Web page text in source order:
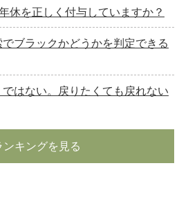
を正しく付与していますか？
ブラックかどうかを判定できる
ではない。戻りたくても戻れない
ンキングを見る